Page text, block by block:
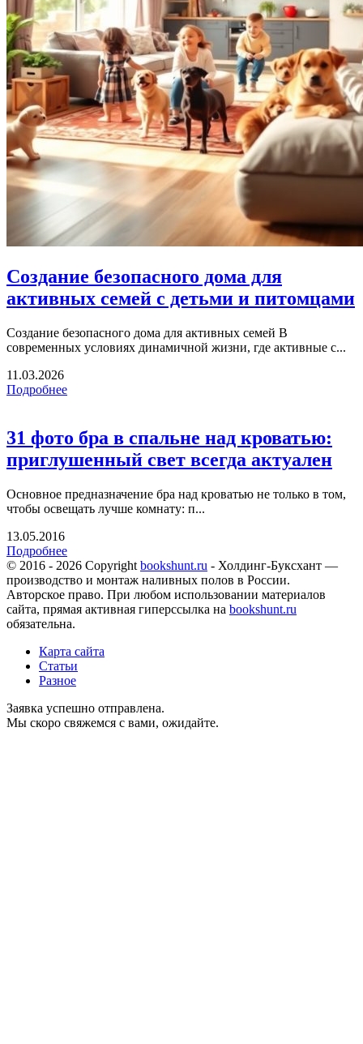
Создание безопасного дома для
активных семей с детьми и питомцами
Создание безопасного дома для активных семей В
современных условиях динамичной жизни, где активные с...
11.03.2026
Подробнее
31 фото бра в спальне над кроватью:
приглушенный свет всегда актуален
Основное предназначение бра над кроватью не только в том,
чтобы освещать лучше комнату: п...
13.05.2016
Подробнее
© 2016 - 2026 Copyright bookshunt.ru - Холдинг-Буксхант —
производство и монтаж наливных полов в России.
Авторское право. При любом использовании материалов
сайта, прямая активная гиперссылка на bookshunt.ru
обязательна.
Карта сайта
Статьи
Разное
Заявка успешно отправлена.
Мы скоро свяжемся с вами, ожидайте.